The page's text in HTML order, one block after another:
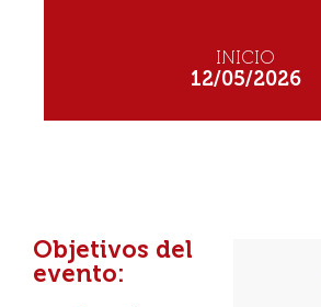
INICIO
12/05/2026
Objetivos del
evento: